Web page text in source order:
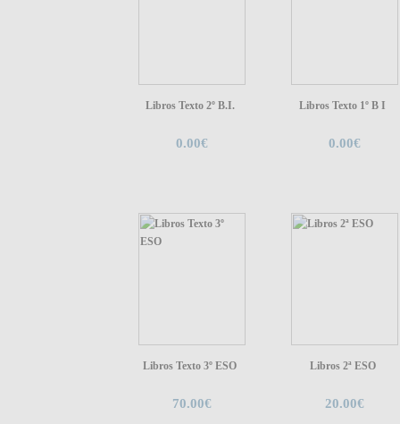
Libros Texto 2º B.I.
0.00€
Libros Texto 1º B I
0.00€
Libros Texto 3º ESO
70.00€
Libros 2ª ESO
20.00€